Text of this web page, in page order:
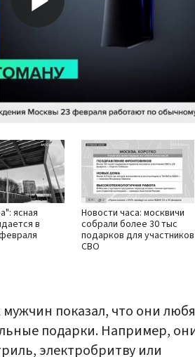
Play
Video
ясная
в
Новости часа: москвичи
собрали более 30 тыс
подарков для участников
СВО
показал, что они
подарки. Например,
электробритву или